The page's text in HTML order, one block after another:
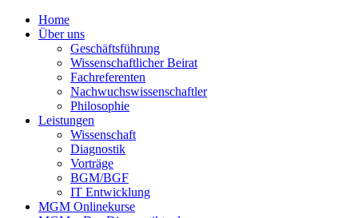
Home
Über uns
Geschäftsführung
Wissenschaftlicher Beirat
Fachreferenten
Nachwuchswissenschaftler
Philosophie
Leistungen
Wissenschaft
Diagnostik
Vorträge
BGM/BGF
IT Entwicklung
MGM Onlinekurse